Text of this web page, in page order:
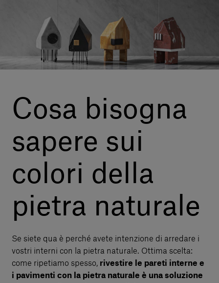
Contattaci
Cosa bisogna
sapere sui
colori della
pietra naturale
Se siete qua è perché avete intenzione di arredare i
vostri interni con la pietra naturale. Ottima scelta:
come ripetiamo spesso, rivestire le pareti interne e
i pavimenti con la pietra naturale è una soluzione